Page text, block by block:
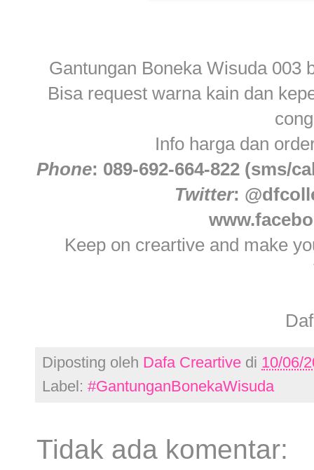
Gantungan Boneka Wisuda 003
Bisa request warna kain dan
Info harga dan
Phone: 089-692-664-822 (sms/
Twitter:
Keep on creartive and make
Diposting oleh Dafa Creartive di 10/06/
Label: #GantunganBonekaWisuda
Tidak ada komentar: